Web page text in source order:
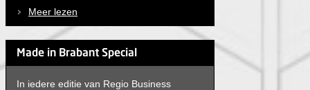
Meer lezen
Made in Brabant Special
In iedere editie van Regio Business